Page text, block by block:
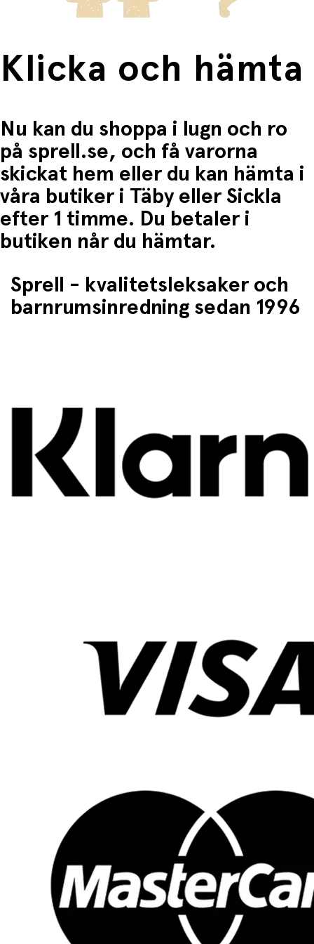
Klicka och hämta
Nu kan du shoppa i lugn och ro
på sprell.se, och få varorna
skickat hem eller du kan hämta i
våra butiker i Täby eller Sickla
efter 1 timme. Du betaler i
butiken når du hämtar.
Sprell - kvalitetsleksaker och
barnrumsinredning sedan 1996